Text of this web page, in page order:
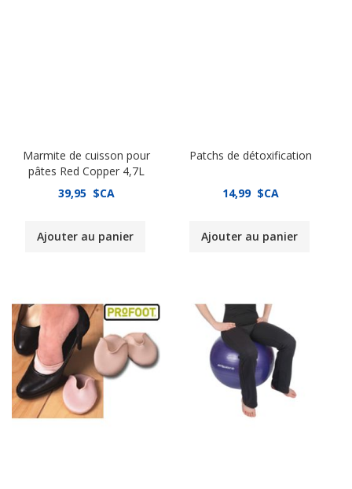
Marmite de cuisson pour
pâtes Red Copper 4,7L
39,95 $CA
Ajouter au panier
Patchs de détoxification
14,99 $CA
Ajouter au panier